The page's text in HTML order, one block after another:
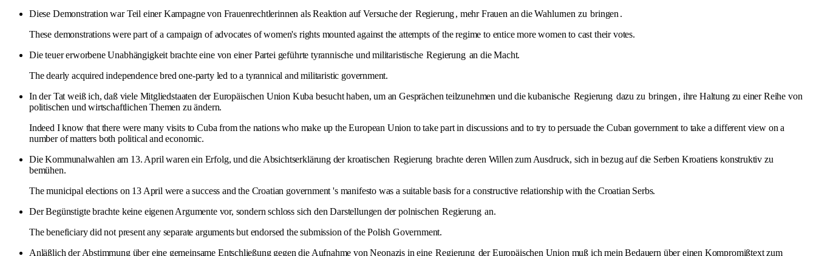
Diese Demonstration war Teil einer Kampagne von Frauenrechtlerinnen als Reaktion auf Versuche der Regierung, mehr Frauen an die Wahlurnen zu bringen .
These demonstrations were part of a campaign of advocates of women's rights mounted against the attempts of the regime to entice more women to cast their votes.
Die teuer erworbene Unabhängigkeit brachte eine von einer Partei geführte tyrannische und militaristische Regierung an die Macht.
The dearly acquired independence bred one-party led to a tyrannical and militaristic government.
In der Tat weiß ich, daß viele Mitgliedstaaten der Europäischen Union Kuba besucht haben, um an Gesprächen teilzunehmen und die kubanische Regierung dazu zu bringen , ihre Haltung zu einer Reihe von
politischen und wirtschaftlichen Themen zu ändern.
Indeed I know that there were many visits to Cuba from the nations who make up the European Union to take part in discussions and to try to persuade the Cuban government to take a different view on a
number of matters both political and economic.
Die Kommunalwahlen am 13. April waren ein Erfolg, und die Absichtserklärung der kroatischen Regierung brachte deren Willen zum Ausdruck, sich in bezug auf die Serben Kroatiens konstruktiv zu
bemühen.
The municipal elections on 13 April were a success and the Croatian government 's manifesto was a suitable basis for a constructive relationship with the Croatian Serbs.
Der Begünstigte brachte keine eigenen Argumente vor, sondern schloss sich den Darstellungen der polnischen Regierung an.
The beneficiary did not present any separate arguments but endorsed the submission of the Polish Government.
Anläßlich der Abstimmung über eine gemeinsame Entschließung gegen die Aufnahme von Neonazis in eine Regierung der Europäischen Union muß ich mein Bedauern über einen Kompromißtext zum